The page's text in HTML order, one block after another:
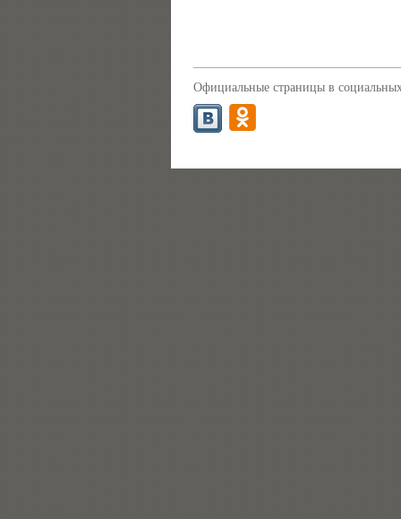
Официальные страницы в социальных